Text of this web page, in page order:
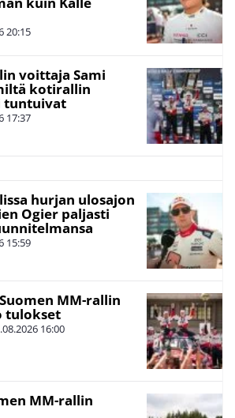
20:15
voittaja Sami
kotirallin
tuntuivat
17:37
hurjan ulosajon
Ogier paljasti
15:59
MM-rallin
tulokset
16:00
MM-rallin